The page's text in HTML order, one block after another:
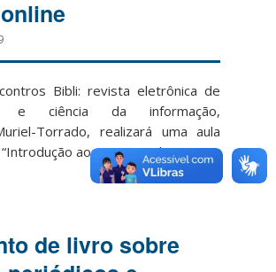
Bibli: revista eletrônica de
e ciência da informação,
Torrado, realizará uma aula
aos Direitos de Autor”.
de livro sobre